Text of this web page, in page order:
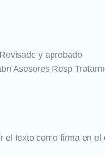
y aprobado
Asesores Resp
el texto como firma en el